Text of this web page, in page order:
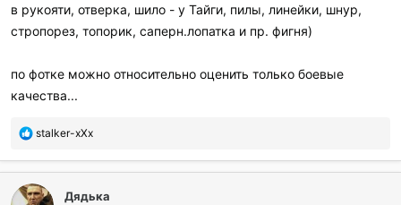
в рукояти, отверка, шило - у Тайги, пилы, линейки, шнур,
стропорез, топорик, саперн.лопатка и пр. фигня)
по фотке можно относительно оценить только боевые
качества...
П
б
л
а
stalker-xXx
Дядька